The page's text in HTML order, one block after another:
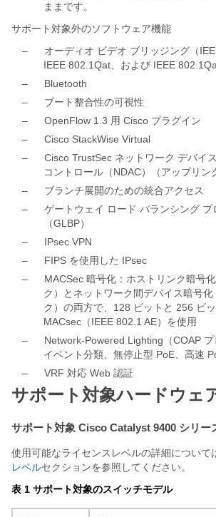
ままです。
サポート対象外のソフトウェア機能
–
オーディオ ビデオ ブリッジング（
IEEE 802.1Qat、および IEEE
–
Bluetooth
–
ブート整合性の可視性
–
OpenFlow 1.3 用 Cisco プラグイン
–
Cisco StackWise Virtual
–
Cisco TrustSec ネットワーク デバイ
コントロール（NDAC）（アップリン
–
ブランチ展開のための統合アクセス
–
ゲートウェイ ロード バランシング プ
（GLBP）
–
IPsec VPN
–
FIPS を使用した IPsec
–
MACSec 暗号化：ホストリンク暗号
ク）とネットワーク間デバイス暗号化
ク）の両方で、128 ビットと 256 ビ
MACsec（IEEE 802.1 AE）を使用
–
Network-Powered Lighting（COAP
イベント分類、無停止型 PoE、高速
–
VRF 対応 Web 認証
サポート対象ハードウェ
サポート対象 Cisco Catalyst 9400 シリー
使用可能なライセンスレベルの詳細について
レベルセクションを参照してください。
表 1 サポート対象のスイッチモデル